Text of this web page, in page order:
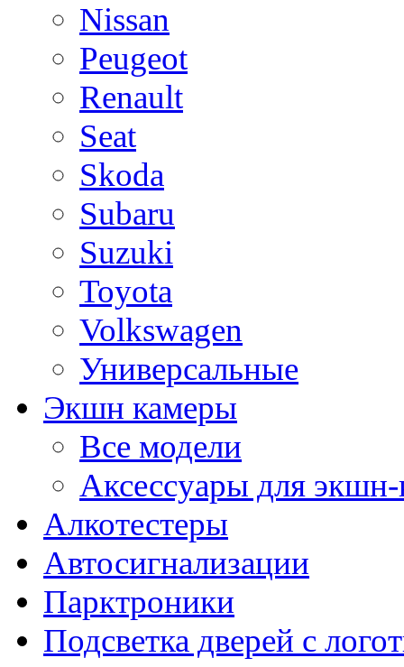
Nissan
Peugeot
Renault
Seat
Skoda
Subaru
Suzuki
Toyota
Volkswagen
Универсальные
Экшн камеры
Все модели
Аксессуары для
Алкотестеры
Автосигнализации
Парктроники
Подсветка дверей с